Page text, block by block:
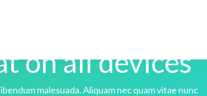
on all devices
malesuada. Aliquam nec quam vitae nunc